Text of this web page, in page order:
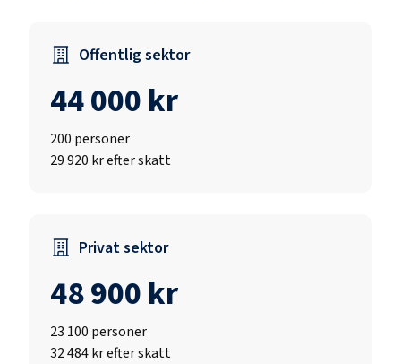
Offentlig sektor
44 000 kr
200 personer
29 920 kr efter skatt
Privat sektor
48 900 kr
23 100 personer
32 484 kr efter skatt